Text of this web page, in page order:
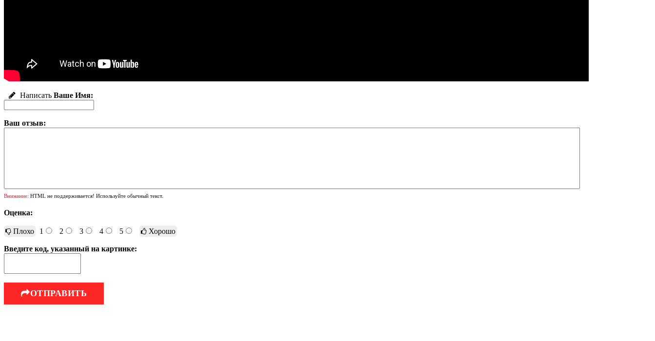
Написать Ваше Имя:
Ваш отзыв:
Внимание: HTML не поддерживается! Используйте обычный текст.
Оценка:
Плохо 1 2 3 4 5 Хорошо
Введите код, указанный на картинке:
ОТПРАВИТЬ